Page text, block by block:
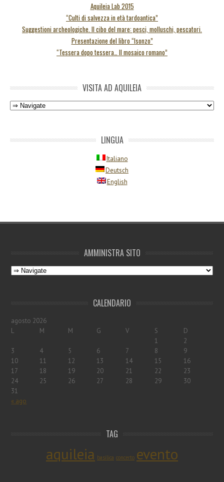
Aquileia Lab 2015
“Culti di salvezza in età tardoantica”
Suggestioni archeologiche. Il cibo del mare: pesci, molluschi, pescatori.
Presentazione del libro “Isonzo”
“Tessera dopo tessera… Il mosaico romano”
VISITA AD AQUILEIA
LINGUA
Italiano
Deutsch
English
AMMINISTRA SITO
CALENDARIO
agosto 2026
L
M M G V S D
« ago
1
2
3
4 5 6 7 8
9
10
11 12 13 14 15
16
17
18 19 20 21 22
23
24
25 26 27 28 29
30
31
TAG
aquileia basilica concerto evento